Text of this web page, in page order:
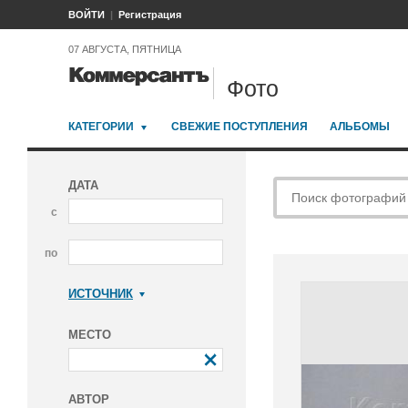
ВОЙТИ Регистрация
07 АВГУСТА, ПЯТНИЦА
Фото
КАТЕГОРИИ СВЕЖИЕ ПОСТУПЛЕНИЯ АЛЬБОМЫ
ДАТА
с
по
ИСТОЧНИК
МЕСТО
АВТОР